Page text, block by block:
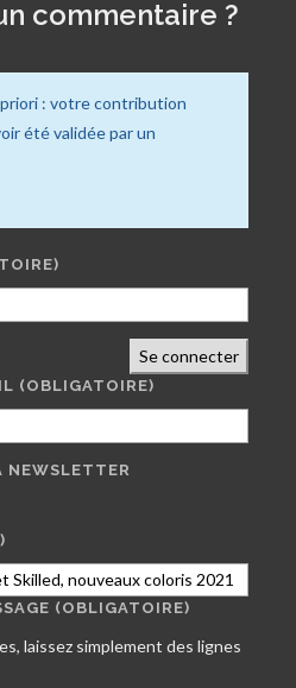
commentaire ?
: votre contribution
été validée par un
Se connecter
(OBLIGATOIRE)
NEWSLETTER
TEXTE DE VOTRE MESSAGE (OBLIGATOIRE)
laissez simplement des lignes